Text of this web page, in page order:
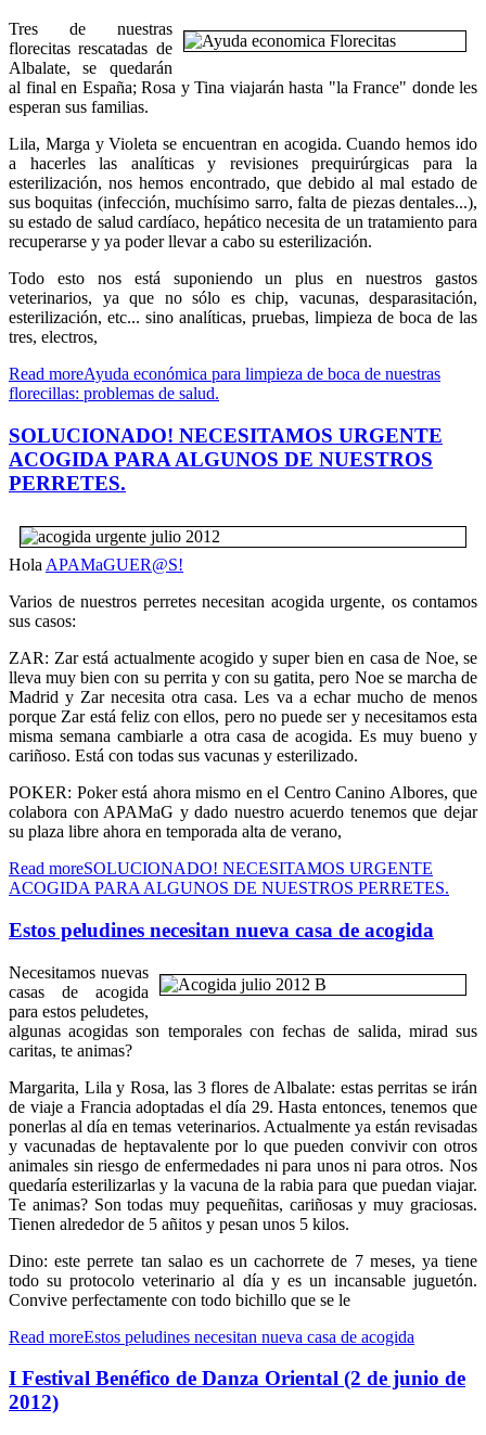
Tres de nuestras
florecitas rescatadas de
Albalate, se quedarán
al final en España; Rosa y Tina viajarán hasta "la France" donde les
esperan sus familias.
Lila, Marga y Violeta se encuentran en acogida. Cuando hemos ido
a hacerles las analíticas y revisiones prequirúrgicas para la
esterilización, nos hemos encontrado, que debido al mal estado de
sus boquitas (infección, muchísimo sarro, falta de piezas dentales...),
su estado de salud cardíaco, hepático necesita de un tratamiento para
recuperarse y ya poder llevar a cabo su esterilización.
Todo esto nos está suponiendo un plus en nuestros gastos
veterinarios, ya que no sólo es chip, vacunas, desparasitación,
esterilización, etc... sino analíticas, pruebas, limpieza de boca de las
tres, electros,
Read moreAyuda económica para limpieza de boca de nuestras
florecillas: problemas de salud.
SOLUCIONADO! NECESITAMOS URGENTE
ACOGIDA PARA ALGUNOS DE NUESTROS
PERRETES.
Hola APAMaGUER@S!
Varios de nuestros perretes necesitan acogida urgente, os contamos
sus casos:
ZAR: Zar está actualmente acogido y super bien en casa de Noe, se
lleva muy bien con su perrita y con su gatita, pero Noe se marcha de
Madrid y Zar necesita otra casa. Les va a echar mucho de menos
porque Zar está feliz con ellos, pero no puede ser y necesitamos esta
misma semana cambiarle a otra casa de acogida. Es muy bueno y
cariñoso. Está con todas sus vacunas y esterilizado.
POKER: Poker está ahora mismo en el Centro Canino Albores, que
colabora con APAMaG y dado nuestro acuerdo tenemos que dejar
su plaza libre ahora en temporada alta de verano,
Read moreSOLUCIONADO! NECESITAMOS URGENTE
ACOGIDA PARA ALGUNOS DE NUESTROS PERRETES.
Estos peludines necesitan nueva casa de acogida
Necesitamos nuevas
casas de acogida
para estos peludetes,
algunas acogidas son temporales con fechas de salida, mirad sus
caritas, te animas?
Margarita, Lila y Rosa, las 3 flores de Albalate: estas perritas se irán
de viaje a Francia adoptadas el día 29. Hasta entonces, tenemos que
ponerlas al día en temas veterinarios. Actualmente ya están revisadas
y vacunadas de heptavalente por lo que pueden convivir con otros
animales sin riesgo de enfermedades ni para unos ni para otros. Nos
quedaría esterilizarlas y la vacuna de la rabia para que puedan viajar.
Te animas? Son todas muy pequeñitas, cariñosas y muy graciosas.
Tienen alrededor de 5 añitos y pesan unos 5 kilos.
Dino: este perrete tan salao es un cachorrete de 7 meses, ya tiene
todo su protocolo veterinario al día y es un incansable juguetón.
Convive perfectamente con todo bichillo que se le
Read moreEstos peludines necesitan nueva casa de acogida
I Festival Benéfico de Danza Oriental (2 de junio de
2012)